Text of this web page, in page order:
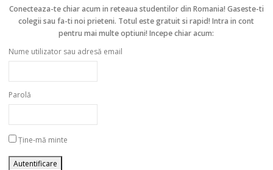
Conecteaza-te chiar acum in reteaua studentilor din Romania! Gaseste-ti
colegii sau fa-ti noi prieteni. Totul este gratuit si rapid! Intra in cont
pentru mai multe optiuni! Incepe chiar acum:
Nume utilizator sau adresă email
Parolă
Ține-mă minte